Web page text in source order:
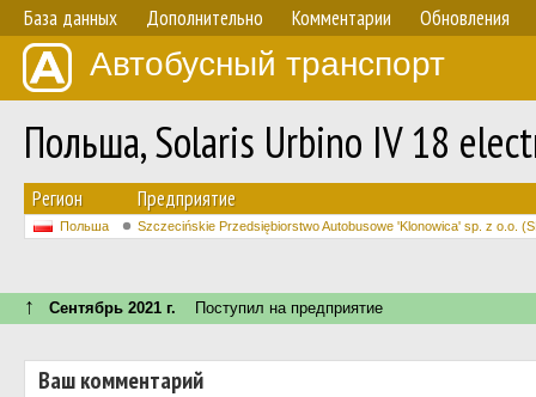
База данных Дополнительно Комментарии Обновления
Автобусный транспорт
Польша, Solaris Urbino IV 18
Регион Предприятие
Польша Szczecińskie Przedsiębiorstwo Autobusowe 'Klonowica' sp. z o.o.
↑ Сентябрь 2021 г. Поступил на предприятие
Ваш комментарий